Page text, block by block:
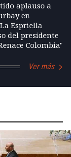
aplauso a
en
Espriella
del presidente
Colombia"
Ver más